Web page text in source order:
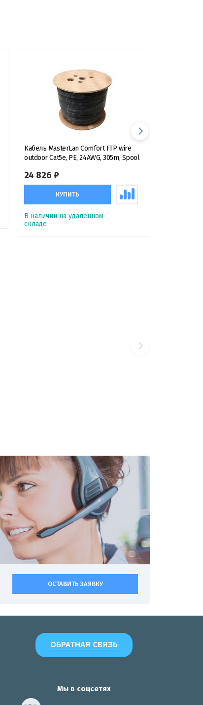
Кабель MasterLan Comfort FTP wire
outdoor Cat5e, PE, 24AWG, 305m, Spool
24 826 ₽
КУПИТЬ
В наличии на удаленном
складе
ОСТАВИТЬ ЗАЯВКУ
ОБРАТНАЯ СВЯЗЬ
Мы в соцсетях